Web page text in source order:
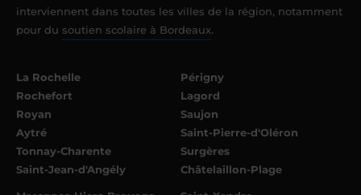
interviennent dans toutes les villes de la région, notamment
pour du soutien scolaire à Bordeaux.
La Rochelle
Rochefort
Royan
Aytré
Tonnay-Charente
Saint-Jean-d'Angély
Périgny
Lagord
Saujon
Saint-Pierre-d'Oléron
Surgères
Châtelaillon-Plage